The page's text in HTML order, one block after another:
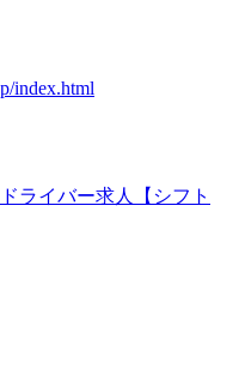
index.html
ライバー求人【シフト